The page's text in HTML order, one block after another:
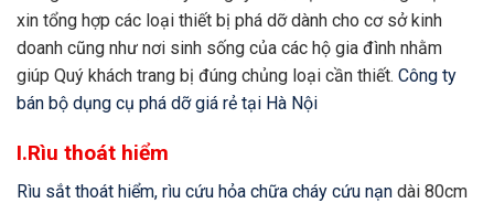
xin tổng hợp các loại thiết bị phá dỡ dành cho cơ sở kinh
doanh cũng như nơi sinh sống của các hộ gia đình nhằm
giúp Quý khách trang bị đúng chủng loại cần thiết. Công ty
bán bộ dụng cụ phá dỡ giá rẻ tại Hà Nội
I.Rìu thoát hiểm
Rìu sắt thoát hiểm, rìu cứu hỏa chữa cháy cứu nạn dài 80cm